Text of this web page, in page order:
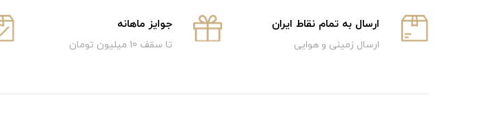
ارسال به تمام نقاط ایران
ارسال زمینی و هوایی
جوایز ماهانه
تا سقف 10 میلیون تومان